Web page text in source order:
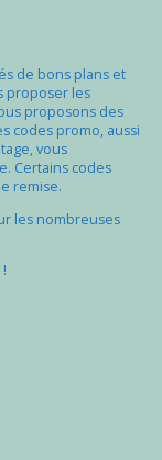
de bons plans et
proposer les
proposons des
codes promo, aussi
vous
Certains codes
remise.
les nombreuses